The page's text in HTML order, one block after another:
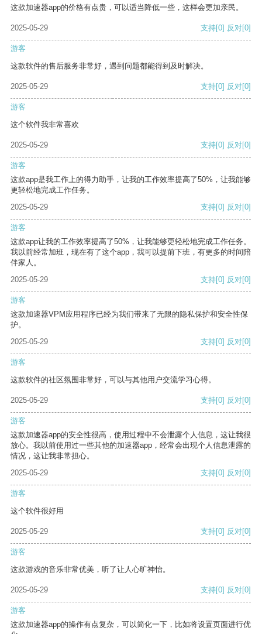
这款加速器app的价格有点贵，可以适当降低一些，这样会更加亲民。
2025-05-29 支持[0] 反对[0]
游客
这款软件的售后服务非常好，遇到问题都能得到及时解决。
2025-05-29 支持[0] 反对[0]
游客
这个软件我非常喜欢
2025-05-29 支持[0] 反对[0]
游客
这款app是我工作上的得力助手，让我的工作效率提高了50%，让我能够
更轻松地完成工作任务。
2025-05-29
支持[0] 反对[0]
游客
这款app让我的工作效率提高了50%，让我能够更轻松地完成工作任务。
我以前经常加班，现在有了这个app，我可以提前下班，有更多的时间陪
伴家人。
2025-05-29
支持[0] 反对[0]
游客
这款加速器VPM应用程序已经为我们带来了无限的隐私保护和安全性保
护。
2025-05-29
支持[0] 反对[0]
游客
这款软件的社区氛围非常好，可以与其他用户交流学习心得。
2025-05-29 支持[0] 反对[0]
游客
这款加速器app的安全性很高，使用过程中不会泄露个人信息，这让我很
放心。我以前使用过一些其他的加速器app，经常会出现个人信息泄露的
情况，这让我非常担心。
2025-05-29
支持[0] 反对[0]
游客
这个软件很好用
2025-05-29 支持[0] 反对[0]
游客
这款游戏的音乐非常优美，听了让人心旷神怡。
2025-05-29 支持[0] 反对[0]
游客
这款加速器app的操作有点复杂，可以简化一下，比如将设置页面进行优